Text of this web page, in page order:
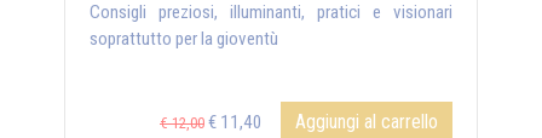
Consigli preziosi, illuminanti, pratici e visionari
soprattutto per la gioventù
€ 12,00 € 11,40 Aggiungi al carrello